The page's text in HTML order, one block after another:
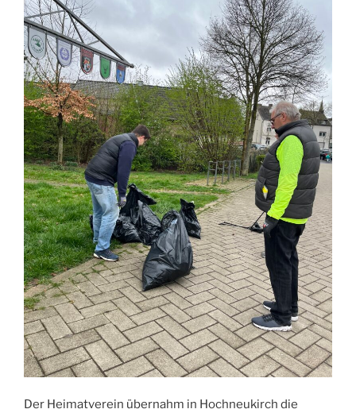
Der Heimatverein übernahm in Hochneukirch die